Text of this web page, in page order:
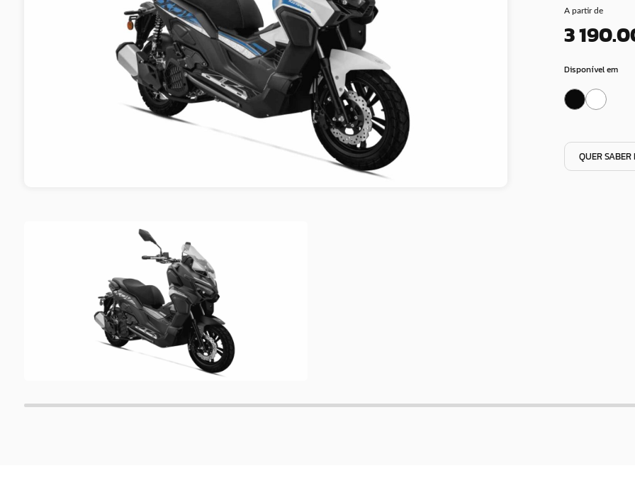
A partir de
3
Disponível em
QUER SABER